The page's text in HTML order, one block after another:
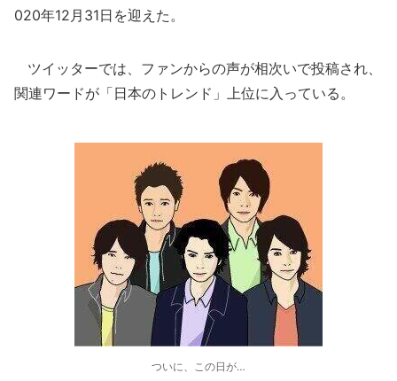
020年12月31日を迎えた。
ツイッターでは、ファンからの声が相次いで投稿され、
関連ワードが「日本のトレンド」上位に入っている。
ついに、この日が…